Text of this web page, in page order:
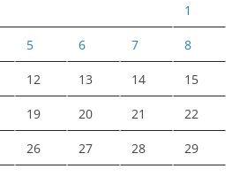
1
5 6 7 8
12 13 14 15
19 20 21 22
26 27 28 29